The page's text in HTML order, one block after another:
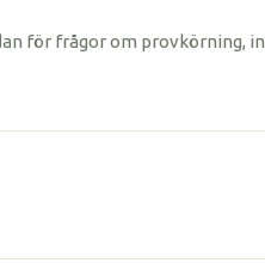
för frågor om provkörning,